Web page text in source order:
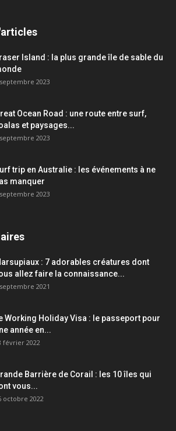
Island : la plus grande île de sable du
2023
Ocean Road : une route entre surf,
et paysages...
2023
trip en Australie : les événements à ne
manquer
2023
: 7 adorables créatures dont
allez faire la connaissance...
2021
Working Holiday Visa : le passeport pour
année en...
février 2022
Barrière de Corail : les 10 îles qui
vous...
octobre 2022